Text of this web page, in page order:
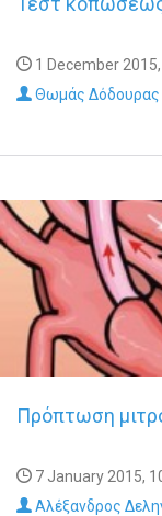
1 December
Θωμάς Δόδουρας
Πρόπτωση
7 January 2015,
Αλέξανδρος